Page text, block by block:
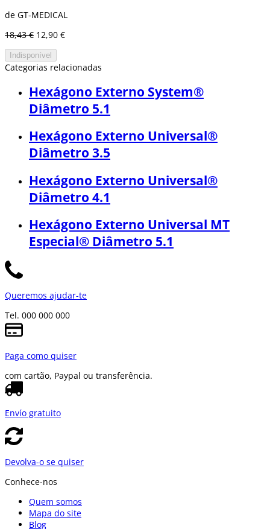
de GT-MEDICAL
18,43 € 12,90 €
Indisponível
Categorias relacionadas
Hexágono Externo System®
Diâmetro 5.1
Hexágono Externo Universal®
Diâmetro 3.5
Hexágono Externo Universal®
Diâmetro 4.1
Hexágono Externo Universal MT
Especial® Diâmetro 5.1
Queremos ajudar-te
Tel. 000 000 000
Paga como quiser
com cartão, Paypal ou transferência.
Envío gratuito
Devolva-o se quiser
Conhece-nos
Quem somos
Mapa do site
Blog